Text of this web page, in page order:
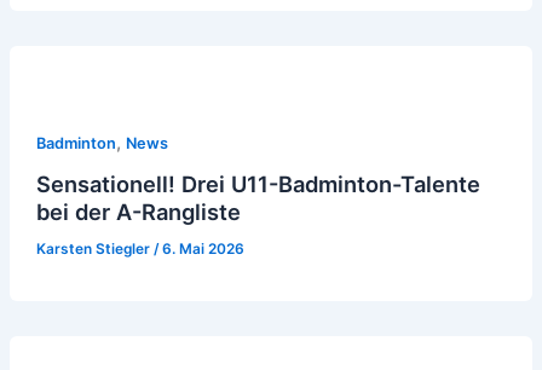
Badminton, News
Sensationell! Drei U11-Badminton-Talente
bei der A-Rangliste
Karsten Stiegler /6. Mai 2026